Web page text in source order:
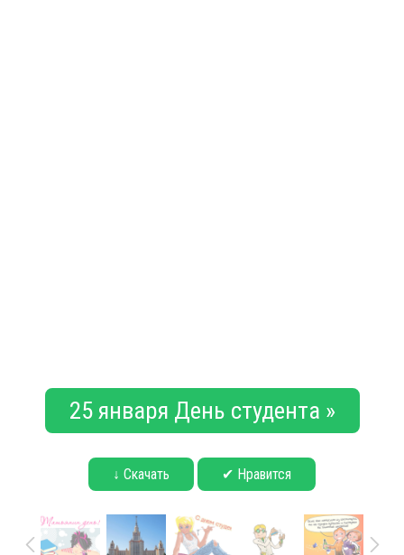
25 января День студента »
↓ Скачать ✔ Нравится